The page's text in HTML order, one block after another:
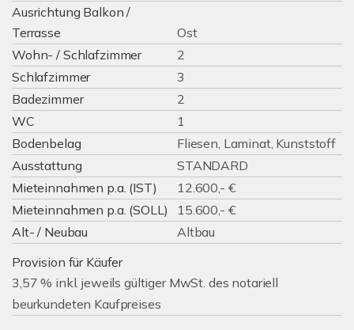
Ausrichtung Balkon /
Terrasse
Ost
Wohn- / Schlafzimmer
2
Schlafzimmer
3
Badezimmer
2
WC
1
Bodenbelag
Fliesen, Laminat, Kunststoff
Ausstattung
STANDARD
Mieteinnahmen p.a. (IST)
12.600,- €
Mieteinnahmen p.a. (SOLL)
15.600,- €
Alt- / Neubau
Altbau
Provision für Käufer
3,57 % inkl. jeweils gültiger MwSt. des notariell
beurkundeten Kaufpreises